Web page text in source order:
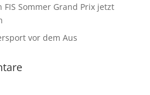
FIS Sommer Grand Prix jetzt
vor dem Aus